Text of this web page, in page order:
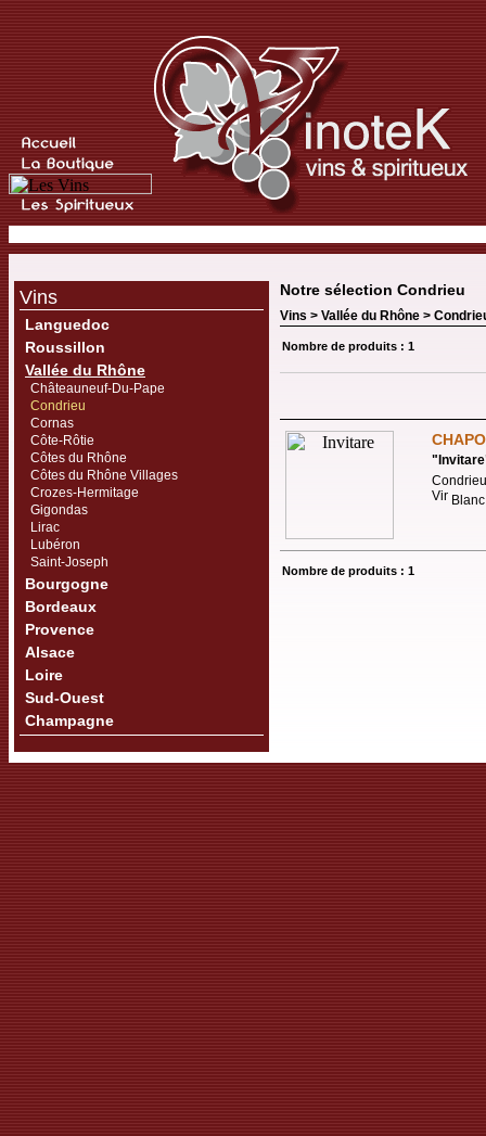
Vins
Languedoc
Roussillon
Vallée du Rhône
Châteauneuf-Du-Pape
Condrieu
Cornas
Côte-Rôtie
Côtes du Rhône
Côtes du Rhône Villages
Crozes-Hermitage
Gigondas
Lirac
Lubéron
Saint-Joseph
Bourgogne
Bordeaux
Provence
Alsace
Loire
Sud-Ouest
Champagne
Notre sélection Condrieu
Vins > Vallée du Rhône >
Nombre de produits : 1
" Invitare
Condrieu
Nombre de produits : 1